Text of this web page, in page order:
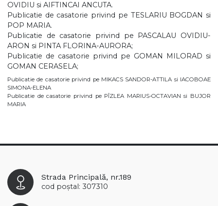
OVIDIU si AIFTINCAI ANCUTA.
Publicatie de casatorie privind pe TESLARIU BOGDAN si
POP MARIA.
Publicatie de casatorie privind pe PASCALAU OVIDIU-
ARON si PINTA FLORINA-AURORA;
Publicatie de casatorie privind pe GOMAN MILORAD si
GOMAN CERASELA;
Publicatie de casatorie privind pe MIKACS SANDOR-ATTILA si IACOBOAE
SIMONA-ELENA
Publicatie de casatorie privind pe PÎZLEA MARIUS-OCTAVIAN si BUJOR
MARIA
Strada Principală, nr.189
cod poștal: 307310